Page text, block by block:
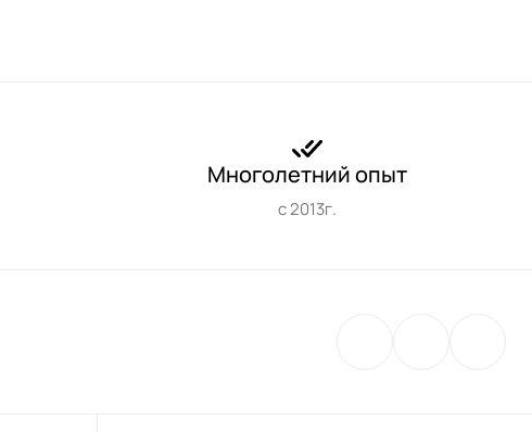
Многолетний опыт
с 2013г.